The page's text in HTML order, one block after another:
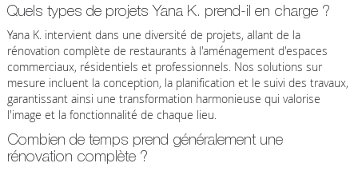
Quels types de projets Yana K. prend-il en charge ?
Yana K. intervient dans une diversité de projets, allant de la
rénovation complète de restaurants à l'aménagement d'espaces
commerciaux, résidentiels et professionnels. Nos solutions sur
mesure incluent la conception, la planification et le suivi des travaux,
garantissant ainsi une transformation harmonieuse qui valorise
l'image et la fonctionnalité de chaque lieu.
Combien de temps prend généralement une
rénovation complète ?